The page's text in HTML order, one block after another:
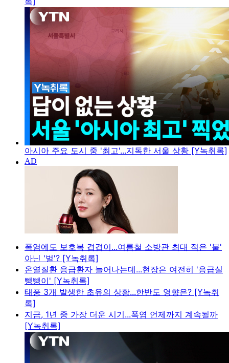
아시아 주요 도시 중 '최고'...지독한 서울 상황 [Y녹취록]
폭염에도 보호복 겹겹이...여름철 소방관 최대 적은 '불'
아닌 '벌'? [Y녹취록]
온열질환 응급환자 늘어나는데...현장은 여전히 '응급실
뺑뺑이' [Y녹취록]
태풍 3개 발생한 초유의 상황...한반도 영향은? [Y녹취
록]
지금, 1년 중 가장 더운 시기...폭염 언제까지 계속될까
[Y녹취록]